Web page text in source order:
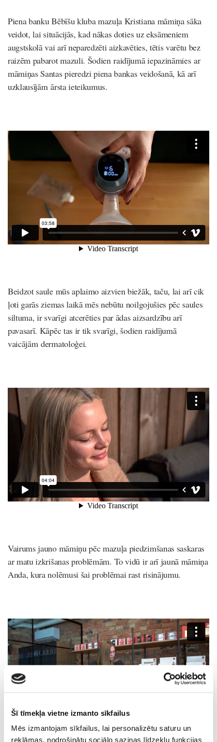
Šī tīmekļa vietne izmanto sīkfailus
Mēs izmantojam sīkfailus, lai personalizētu saturu un
reklāmas, nodrošinātu sociālo saziņas līdzekļu funkcijas
Piena banku Bēbīšu kluba mazuļa Kristiana māmiņa sāka
veidot, lai situācijās, kad nākas doties uz eksāmeniem
augstskolā vai arī neparedzēti aizkavēties, tētis varētu bez
raizēm pabarot mazuli. Šodien raidījumā iepazināmies ar
māmiņas Santas pieredzi piena bankas veidošanā, kā arī
uzklausījām ārsta ieteikumus.
Beidzot saule mūs aplaimo aizvien biežāk, taču, lai arī cik
ļoti garās ziemas laikā mēs nebūtu noilgojušies pēc saules
siltuma, ir svarīgi atcerēties par ādas aizsardzību arī
pavasarī. Kāpēc tas ir tik svarīgi, šodien raidījumā
vaicājām dermatoloģei.
Vairums jauno māmiņu pēc mazuļa piedzimšanas saskaras
ar matu izkrišanas problēmām. To vidū ir arī jaunā māmiņa
Anda, kura nolēmusi šai problēmai rast risinājumu.